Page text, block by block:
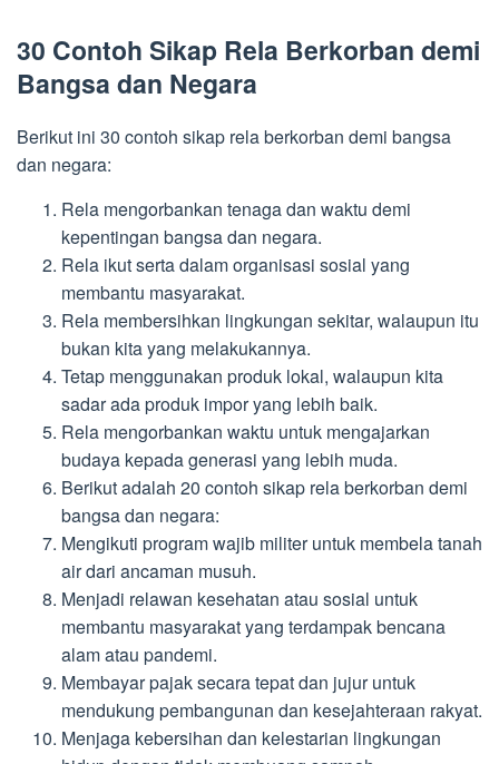
30 Contoh Sikap Rela Berkorban demi
Bangsa dan Negara
Berikut ini 30 contoh sikap rela berkorban demi bangsa
dan negara:
Rela mengorbankan tenaga dan waktu demi
kepentingan bangsa dan negara.
Rela ikut serta dalam organisasi sosial yang
membantu masyarakat.
Rela membersihkan lingkungan sekitar, walaupun itu
bukan kita yang melakukannya.
Tetap menggunakan produk lokal, walaupun kita
sadar ada produk impor yang lebih baik.
Rela mengorbankan waktu untuk mengajarkan
budaya kepada generasi yang lebih muda.
Berikut adalah 20 contoh sikap rela berkorban demi
bangsa dan negara:
Mengikuti program wajib militer untuk membela tanah
air dari ancaman musuh.
Menjadi relawan kesehatan atau sosial untuk
membantu masyarakat yang terdampak bencana
alam atau pandemi.
Membayar pajak secara tepat dan jujur untuk
mendukung pembangunan dan kesejahteraan rakyat.
Menjaga kebersihan dan kelestarian lingkungan